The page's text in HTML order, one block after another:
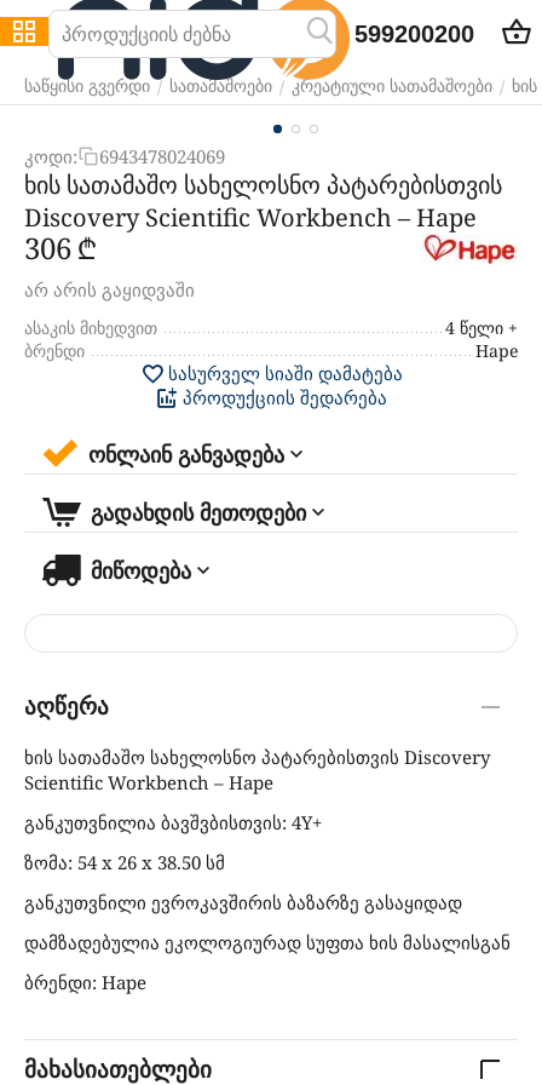
599200200
საწყისი გვერდი / სათამაშოები / კრეატიული სათამაშოები /
კოდი: 6943478024069
ხის სათამაშო სახელოსნო პატარებისთვის
Discovery Scientific Workbench – Hape
‍306‍₾
არ არის გაყიდვაში
ასაკის მიხედვით
4 წელი +
ბრენდი
Hape
სასურველ სიაში დამატება
პროდუქციის შედარება
ონლაინ განვადება
გადახდის მეთოდები
მიწოდება
აღწერა
ხის სათამაშო სახელოსნო პატარებისთვის Discovery
Scientific Workbench – Hape
განკუთვნილია ბავშვბისთვის: 4Y+
ზომა: 54 x 26 x 38.50 სმ
განკუთვნილი ევროკავშირის ბაზარზე გასაყიდად
დამზადებულია ეკოლოგიურად სუფთა ხის მასალისგან
ბრენდი: Hape
მახასიათებლები